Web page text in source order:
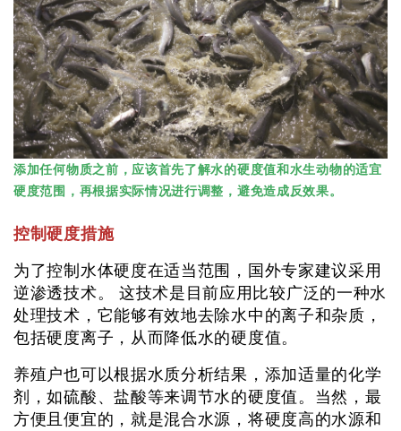
添加任何物质之前，应该首先了解水的硬度值和水生动物的适宜
硬度范围，再根据实际情况进行调整，避免造成反效果。
控制硬度措施
为了控制水体硬度在适当范围，国外专家建议采用
逆渗透技术。 这技术是目前应用比较广泛的一种水
处理技术，它能够有效地去除水中的离子和杂质，
包括硬度离子，从而降低水的硬度值。
养殖户也可以根据水质分析结果，添加适量的化学
剂，如硫酸、盐酸等来调节水的硬度值。当然，最
方便且便宜的，就是混合水源，将硬度高的水源和